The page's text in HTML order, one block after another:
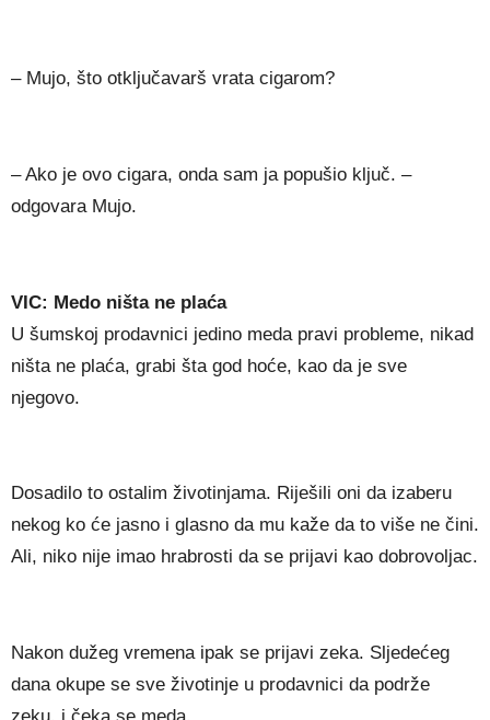
– Mujo, što otključavarš vrata cigarom?
– Ako je ovo cigara, onda sam ja popušio ključ. –
odgovara Mujo.
VIC: Medo ništa ne plaća
U šumskoj prodavnici jedino meda pravi probleme, nikad
ništa ne plaća, grabi šta god hoće, kao da je sve
njegovo.
Dosadilo to ostalim životinjama. Riješili oni da izaberu
nekog ko će jasno i glasno da mu kaže da to više ne čini.
Ali, niko nije imao hrabrosti da se prijavi kao dobrovoljac.
Nakon dužeg vremena ipak se prijavi zeka. Sljedećeg
dana okupe se sve životinje u prodavnici da podrže